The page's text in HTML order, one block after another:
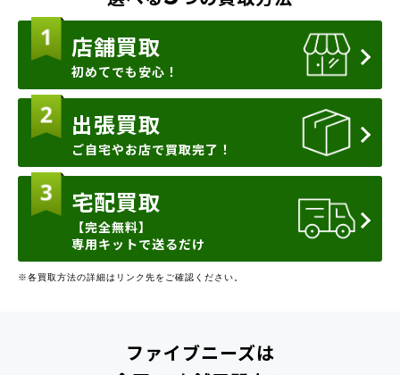
店舗買取
初めてでも安心！
出張買取
ご自宅やお店で買取完了！
宅配買取
【完全無料】
専用キットで送るだけ
※各買取方法の詳細はリンク先をご確認ください。
ファイブニーズは